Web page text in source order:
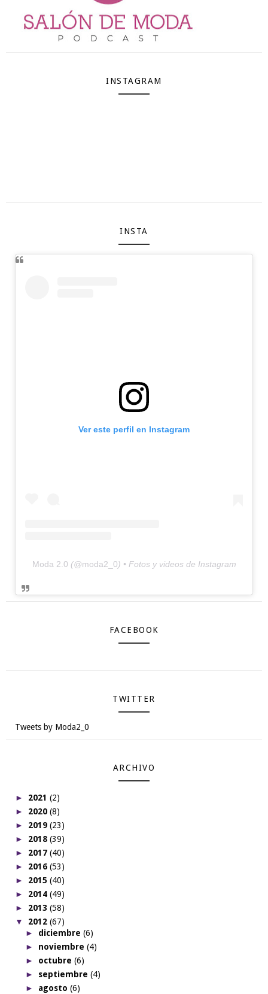
INSTAGRAM
INSTA
Ver este perfil en Instagram
Moda 2.0 (@moda2_0) • Fotos y videos de Instagram
FACEBOOK
TWITTER
Tweets by Moda2_0
ARCHIVO
► 2021 (2)
► 2020 (8)
► 2019 (23)
► 2018 (39)
► 2017 (40)
► 2016 (53)
► 2015 (40)
► 2014 (49)
► 2013 (58)
▼ 2012 (67)
► diciembre (6)
► noviembre (4)
► octubre (6)
► septiembre (4)
► agosto (6)